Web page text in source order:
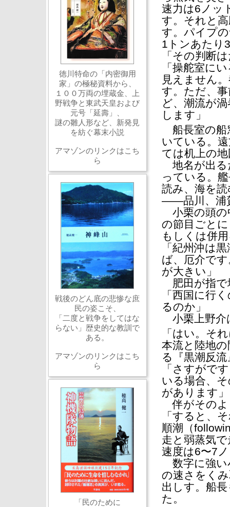
速力は6ノッ
す。それと
す。パイプ
1トンあたり
「その判断
「操舵室に
見えません
す。ただ、
ど、潮流が
します」
船長室の船
いている。
ては机上の
地名が出る
っている。
読み、海を
――品川、浦
小栗の頭の
の節目ごと
もしくは併
「紀州沖は
ば、厄介で
が大きい」
肥田が指で
「西国に行
るのか」
小栗上野介
「はい。そ
本流と陸地
る『黒潮反
「さすがで
いる場合、
があります」
伴がそのよ
「すると、
順潮（
走と弱蒸気
速度は6〜7
数字に強い
の速さをく
出しす。船
た。
徳川特命の「内密御用
家」の極秘資料から、
１００万両の埋蔵金、上
野戦争と東武天皇および
元号「延壽」、
謎の雛人形など、新発見
を紡ぐ幕末小説
アマゾンのリンクはこち
ら
戦後のどん底の悲惨な庶
民の姿こそ、
「二度と戦争をしてはな
らない」歴史的な教訓で
ある。
アマゾンのリンクはこち
ら
「民のために